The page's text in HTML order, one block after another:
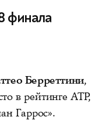
финала
Берреттини,
в рейтинге ATP,
Гаррос».